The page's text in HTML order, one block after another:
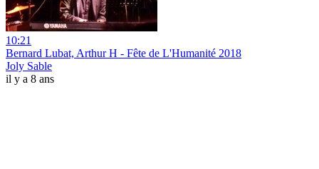
10:21
Bernard Lubat, Arthur H - Fête de L'Humanité 2018
Joly Sable
il y a 8 ans